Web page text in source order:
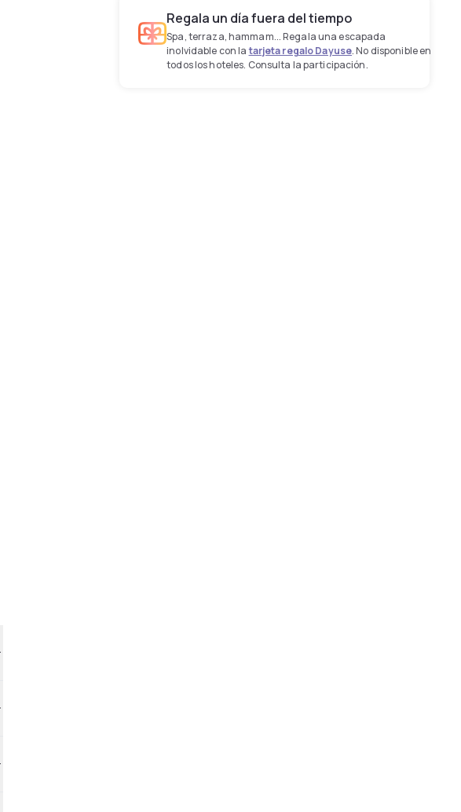
Regala un día fuera del tiempo
Spa, terraza, hammam... Regala una escapada
inolvidable con latarjeta regalo Dayuse. No disponible en
todos los hoteles. Consulta la participación.